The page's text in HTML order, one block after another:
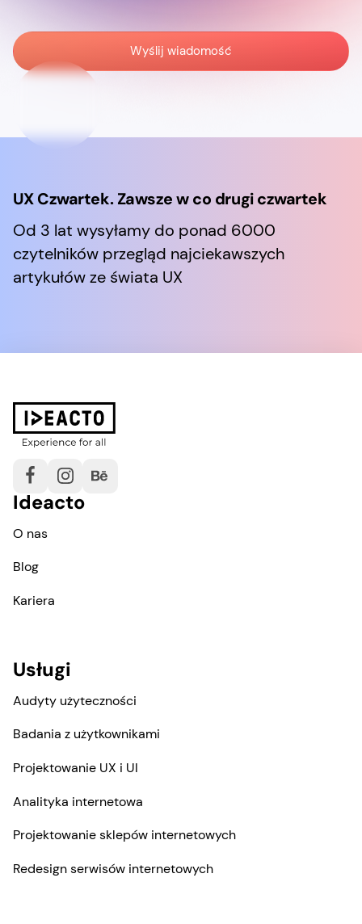
UX Czwartek. Zawsze w co drugi czwartek
Od 3 lat wysyłamy do ponad 6000
czytelników przegląd najciekawszych
artykułów ze świata UX
Ideacto
O nas
Blog
Kariera
Usługi
Audyty użyteczności
Badania z użytkownikami
Projektowanie UX i UI
Analityka internetowa
Projektowanie sklepów internetowych
Redesign serwisów internetowych